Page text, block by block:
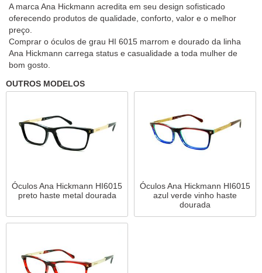
A marca Ana Hickmann acredita em seu design sofisticado
oferecendo produtos de qualidade, conforto, valor e o melhor
preço.
Comprar o óculos de grau HI 6015 marrom e dourado da linha
Ana Hickmann carrega status e casualidade a toda mulher de
bom gosto.
OUTROS MODELOS
Óculos Ana Hickmann HI6015
preto haste metal dourada
Óculos Ana Hickmann HI6015
azul verde vinho haste
dourada